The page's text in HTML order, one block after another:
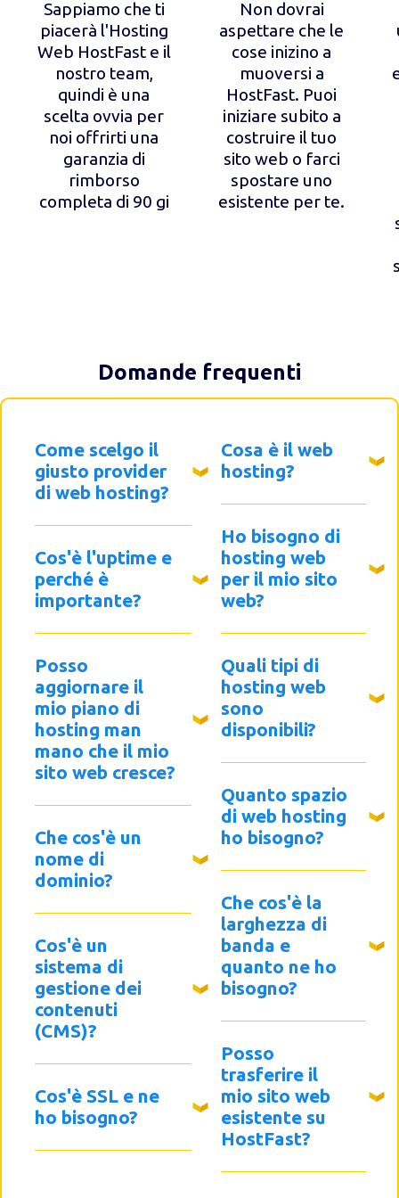
Sappiamo che ti
piacerà l'Hosting
Web HostFast e il
nostro team,
quindi è una
scelta ovvia per
noi offrirti una
garanzia di
rimborso
completa di 90 gi
Non dovrai
aspettare che le
cose inizino a
muoversi a
HostFast. Puoi
iniziare subito a
costruire il tuo
sito web o farci
spostare uno
esistente per te.
Domande frequenti
Come scelgo il
giusto provider
di web hosting?
Cos'è l'uptime e
perché è
importante?
Posso
aggiornare il
mio piano di
hosting man
mano che il mio
sito web cresce?
Che cos'è un
nome di
dominio?
Cos'è un
sistema di
gestione dei
contenuti
(CMS)?
Cos'è SSL e ne
ho bisogno?
Cosa è il web
hosting?
Ho bisogno di
hosting web
per il mio sito
web?
Quali tipi di
hosting web
sono
disponibili?
Quanto spazio
di web hosting
ho bisogno?
Che cos'è la
larghezza di
banda e
quanto ne ho
bisogno?
Posso
trasferire il
mio sito web
esistente su
HostFast?